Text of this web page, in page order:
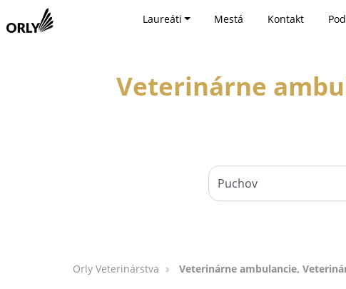
Laureáti Mestá Kontakt
Veterinárne
Orly Veterinárstva Veterinárne ambulancie,